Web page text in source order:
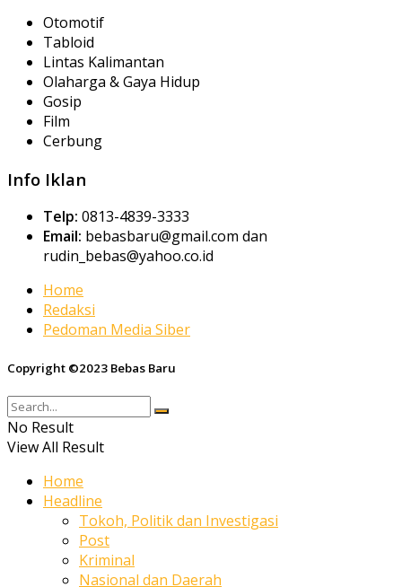
Otomotif
Tabloid
Lintas Kalimantan
Olaharga & Gaya Hidup
Gosip
Film
Cerbung
Info Iklan
Telp: 0813-4839-3333
Email: bebasbaru@gmail.com dan
rudin_bebas@yahoo.co.id
Home
Redaksi
Pedoman Media Siber
Copyright ©2023 Bebas Baru
No Result
View All Result
Home
Headline
Tokoh, Politik dan Investigasi
Post
Kriminal
Nasional dan Daerah